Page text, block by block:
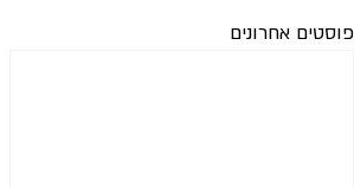
פוסטים אחרונים